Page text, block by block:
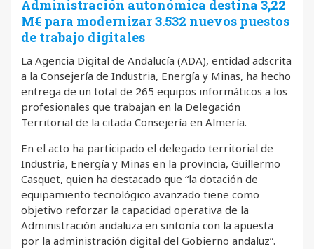
Administración autonómica destina 3,22
M€ para modernizar 3.532 nuevos puestos
de trabajo digitales
La Agencia Digital de Andalucía (ADA), entidad adscrita
a la Consejería de Industria, Energía y Minas, ha hecho
entrega de un total de 265 equipos informáticos a los
profesionales que trabajan en la Delegación
Territorial de la citada Consejería en Almería.
En el acto ha participado el delegado territorial de
Industria, Energía y Minas en la provincia, Guillermo
Casquet, quien ha destacado que “la dotación de
equipamiento tecnológico avanzado tiene como
objetivo reforzar la capacidad operativa de la
Administración andaluza en sintonía con la apuesta
por la administración digital del Gobierno andaluz”.